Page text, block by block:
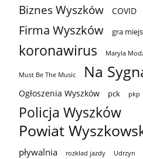
Biznes Wyszków COVID
Firma Wyszków gra
koronawirus Maryla
Must Be The Music Na
Ogłoszenia Wyszków pck pkp
Policja Wyszków
Powiat
pływalnia rozkład jazdy Udrzyn